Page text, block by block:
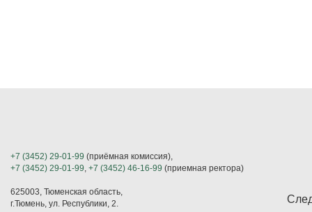
+7 (3452) 29-01-99 (приёмная комиссия),
+7 (3452) 29-01-99, +7 (3452) 46-16-99 (приемная ректора)
625003, Тюменская область,
г.Тюмень, ул. Республики, 2.